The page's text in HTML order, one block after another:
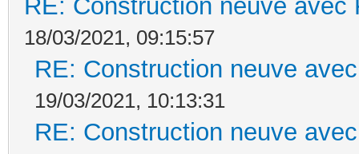
RE: Construction neuve avec
18/03/2021, 09:15:57
RE: Construction neuve
19/03/2021, 10:13:31
RE: Construction neuve